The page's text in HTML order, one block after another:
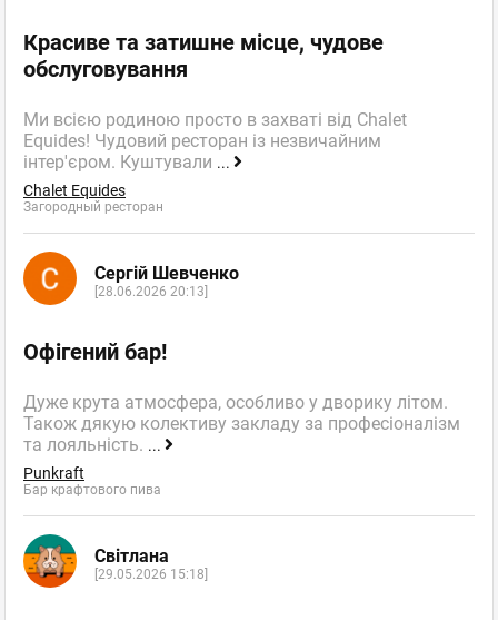
Красиве та затишне місце, чудове
обслуговування
Ми всією родиною просто в захваті від Chalet
Equides! Чудовий ресторан із незвичайним
інтер'єром. Куштували ...
Chalet Equides
Загородный ресторан
Сергій Шевченко
[28.06.2026 20:13]
Офігений бар!
Дуже крута атмосфера, особливо у дворику літом.
Також дякую колективу закладу за професіоналізм
та лояльність. ...
Punkraft
Бар крафтового пива
Світлана
[29.05.2026 15:18]